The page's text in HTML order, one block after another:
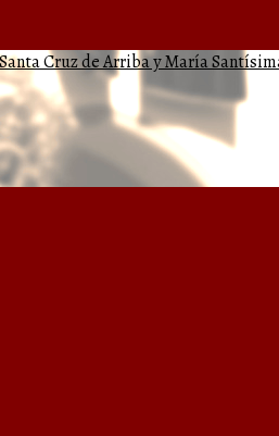
Cruz de Arriba y María